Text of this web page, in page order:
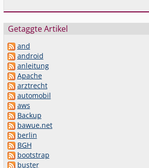
Getaggte Artikel
and
android
anleitung
Apache
arztrecht
automobil
aws
Backup
bawue.net
berlin
BGH
bootstrap
buster